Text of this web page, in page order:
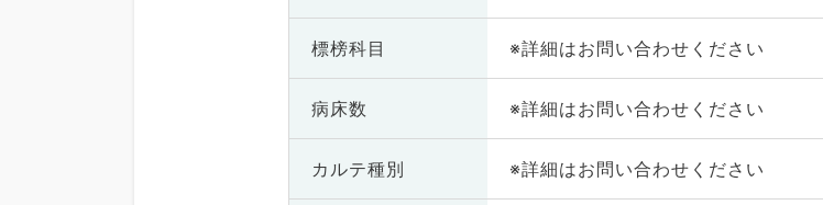
標榜科目 ※詳細はお問い合わせください
病床数 ※詳細はお問い合わせください
カルテ種別 ※詳細はお問い合わせください